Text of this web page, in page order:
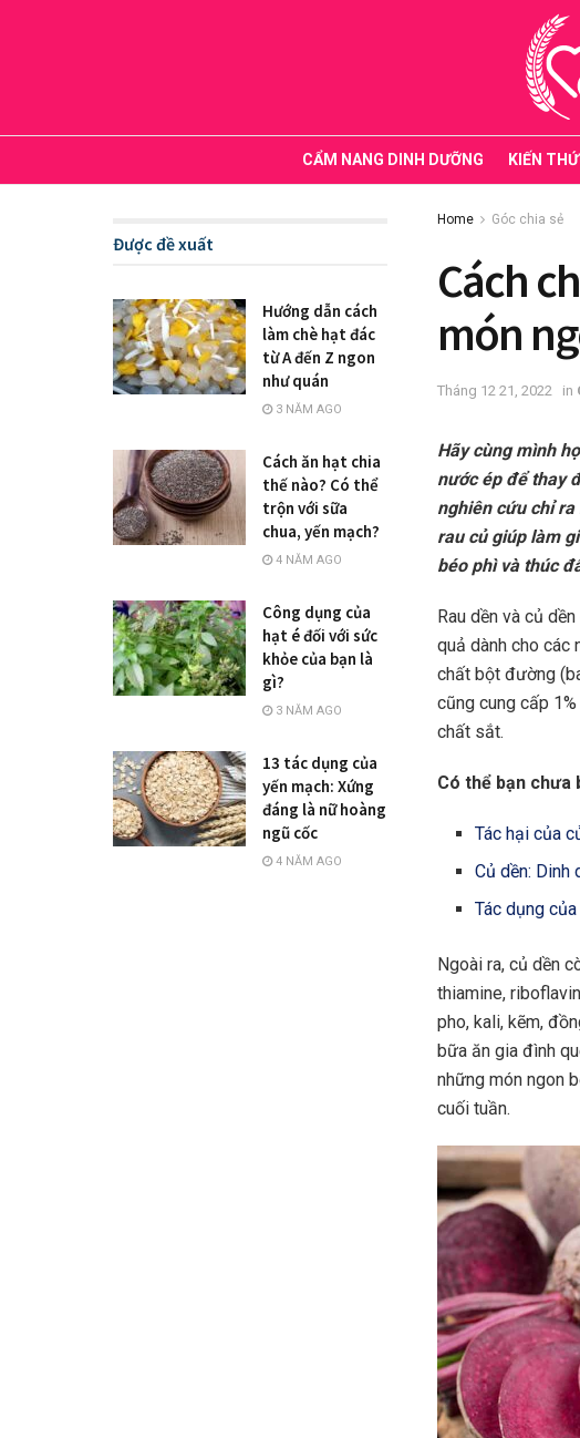
CẨM NANG DINH DƯỠNG KIẾN
Home Góc chia sẻ
Cách
món
Tháng 12 21, 2022 in
Hãy cùng mình
nước ép để thay
nghiên cứu chỉ
rau củ giúp làm
béo phì và thúc
Rau dền và củ
quả dành cho các
chất bột đường
cũng cung cấp
chất sắt.
Có thể bạn chưa
Tác hại của
Củ dền:
Tác dụng
Ngoài ra, củ dền
thiamine,
pho, kali, kẽm,
bữa ăn gia đình
những món ngon
cuối tuần.
Được đề xuất
Hướng dẫn cách
làm chè hạt đác
từ A đến Z ngon
như quán
3 NĂM AGO
Cách ăn hạt chia
thế nào? Có thể
trộn với sữa
chua, yến mạch?
4 NĂM AGO
Công dụng của
hạt é đối với sức
khỏe của bạn là
gì?
3 NĂM AGO
13 tác dụng của
yến mạch: Xứng
đáng là nữ hoàng
ngũ cốc
4 NĂM AGO